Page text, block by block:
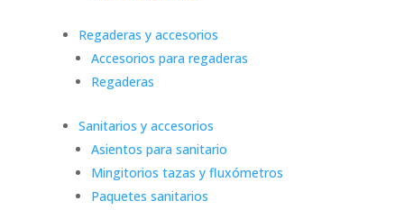
Regaderas y accesorios
Accesorios para regaderas
Regaderas
Sanitarios y accesorios
Asientos para sanitario
Mingitorios tazas y fluxómetros
Paquetes sanitarios